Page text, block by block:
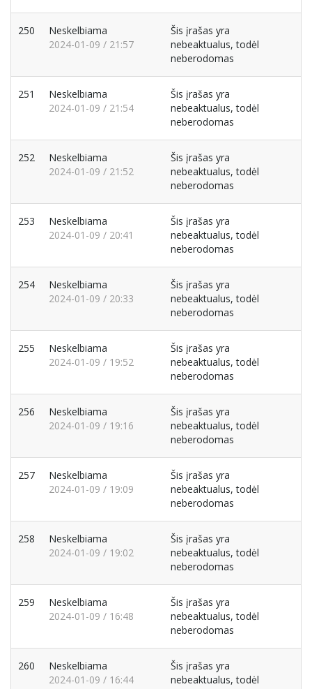
250
Neskelbiama
2024-01-09 / 21:57
Šis įrašas yra
nebeaktualus, todėl
neberodomas
251
Neskelbiama
2024-01-09 / 21:54
Šis įrašas yra
nebeaktualus, todėl
neberodomas
252
Neskelbiama
2024-01-09 / 21:52
Šis įrašas yra
nebeaktualus, todėl
neberodomas
253
Neskelbiama
2024-01-09 / 20:41
Šis įrašas yra
nebeaktualus, todėl
neberodomas
254
Neskelbiama
2024-01-09 / 20:33
Šis įrašas yra
nebeaktualus, todėl
neberodomas
255
Neskelbiama
2024-01-09 / 19:52
Šis įrašas yra
nebeaktualus, todėl
neberodomas
256
Neskelbiama
2024-01-09 / 19:16
Šis įrašas yra
nebeaktualus, todėl
neberodomas
257
Neskelbiama
2024-01-09 / 19:09
Šis įrašas yra
nebeaktualus, todėl
neberodomas
258
Neskelbiama
2024-01-09 / 19:02
Šis įrašas yra
nebeaktualus, todėl
neberodomas
259
Neskelbiama
2024-01-09 / 16:48
Šis įrašas yra
nebeaktualus, todėl
neberodomas
260
Neskelbiama
2024-01-09 / 16:44
Šis įrašas yra
nebeaktualus, todėl